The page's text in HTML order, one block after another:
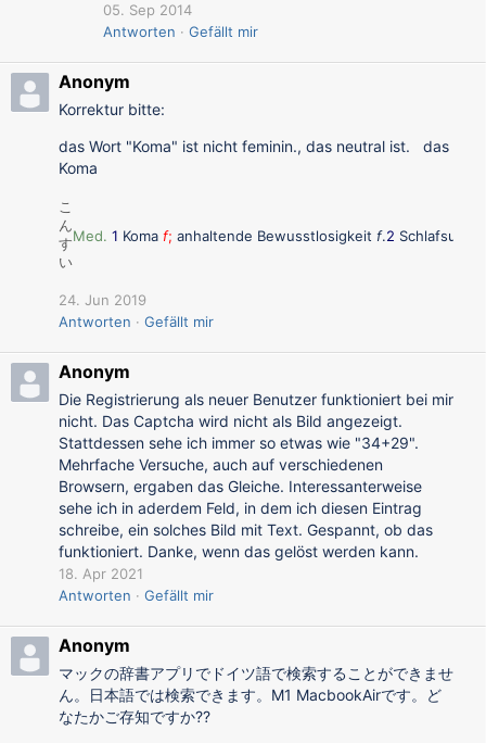
05. Sep 2014
Antworten
Gefällt mir
Anonym
Korrektur bitte:
das Wort "Koma" ist nicht feminin., das neutral ist. das
Koma
こ
ん
す
い
Med. 1 Komaf; anhaltende Bewusstlosigkeit f.2 Schlafsucht
24. Jun 2019
Antworten
Gefällt mir
Anonym
Die Registrierung als neuer Benutzer funktioniert bei mir
nicht. Das Captcha wird nicht als Bild angezeigt.
Stattdessen sehe ich immer so etwas wie "34+29".
Mehrfache Versuche, auch auf verschiedenen
Browsern, ergaben das Gleiche. Interessanterweise
sehe ich in aderdem Feld, in dem ich diesen Eintrag
schreibe, ein solches Bild mit Text. Gespannt, ob das
funktioniert. Danke, wenn das gelöst werden kann.
18. Apr 2021
Antworten
Gefällt mir
Anonym
マックの辞書アプリでドイツ語で検索することができませ
ん。日本語では検索できます。M1 MacbookAirです。ど
なたかご存知ですか??